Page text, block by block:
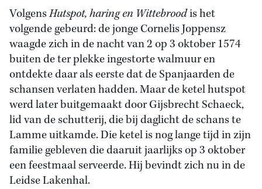
VolgensHutspot, haring en Wittebroodis het
volgende gebeurd: de jonge Cornelis Joppensz
waagde zich in de nacht van 2 op 3 oktober 1574
buiten de ter plekke ingestorte walmuur en
ontdekte daar als eerste dat de Spanjaarden de
schansen verlaten hadden. Maar de ketel hutspot
werd later buitgemaakt door Gijsbrecht Schaeck,
lid van de schutterij, die bij daglicht de schans te
Lamme uitkamde. Die ketel is nog lange tijd in zijn
familie gebleven die daaruit jaarlijks op 3 oktober
een feestmaal serveerde. Hij bevindt zich nu in de
Leidse Lakenhal.